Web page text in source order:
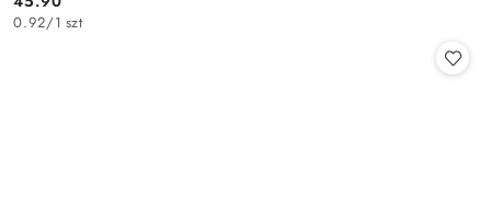
Cena:
0.92/1 szt